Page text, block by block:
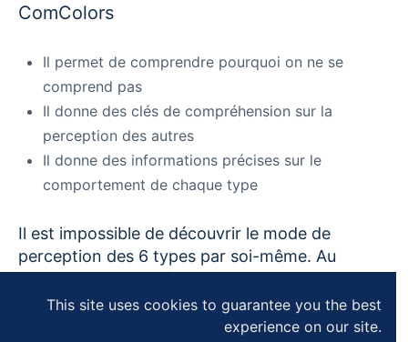
This site uses cookies to guarantee you the best
experience on our site.
ComColors
Il permet de comprendre pourquoi on ne se
comprend pas
Il donne des clés de compréhension sur la
perception des autres
Il donne des informations précises sur le
comportement de chaque type
Il est impossible de découvrir le mode de
perception des 6 types par soi-même. Au
travers de cette présentation, vous allez
comprendre que votre perception n’est pas
universelle et les autres perceptions sont